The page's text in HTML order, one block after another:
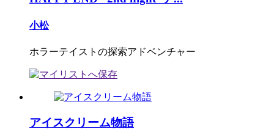
小松
ホラーテイストの探索アドベンチャー
アイスクリーム物語